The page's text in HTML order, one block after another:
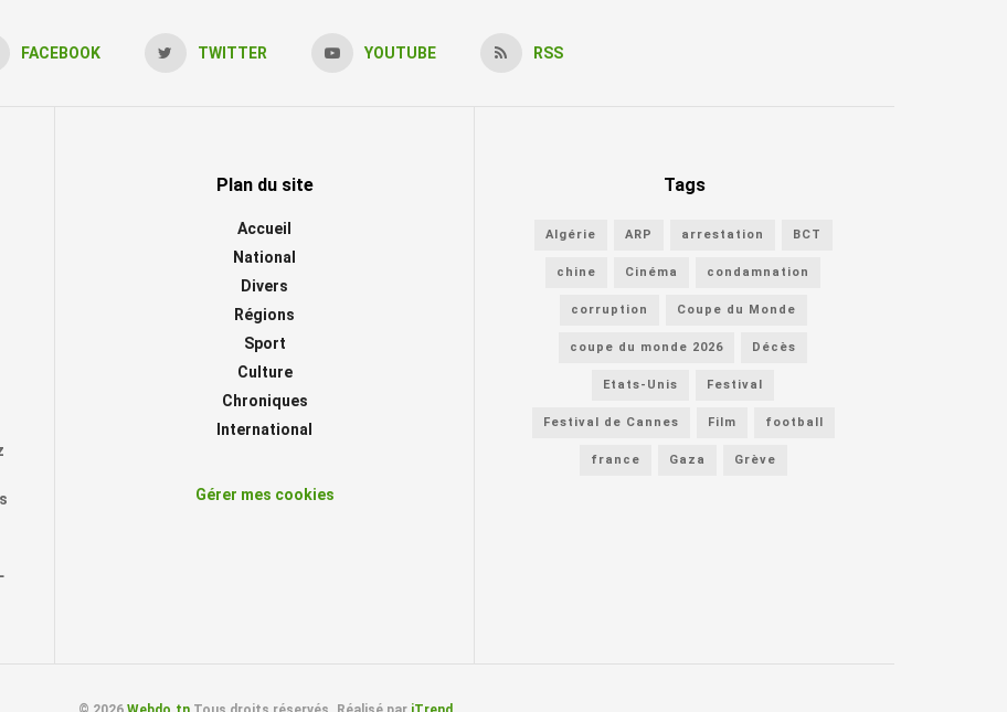
FACEBOOK TWITTER YOUTUBE RSS
Plan du site
Accueil
National
Divers
Régions
Sport
Culture
Chroniques
International
Gérer mes cookies
Tags
Algérie ARP arrestation BCT
chine Cinéma condamnation
corruption Coupe du Monde
coupe du monde 2026 Décès
Etats-Unis Festival
Festival de Cannes Film football
france Gaza Grève